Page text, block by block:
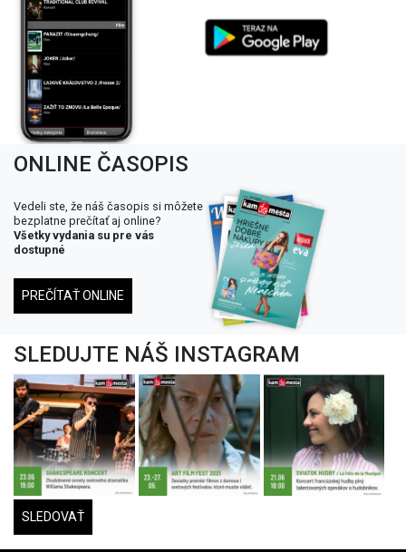
ONLINE ČASOPIS
Vedeli ste, že náš časopis si môžete
bezplatne prečítať aj online?
Všetky vydania su pre vás
dostupné
PREČÍTAŤ ONLINE
SLEDUJTE NÁŠ INSTAGRAM
SLEDOVAŤ